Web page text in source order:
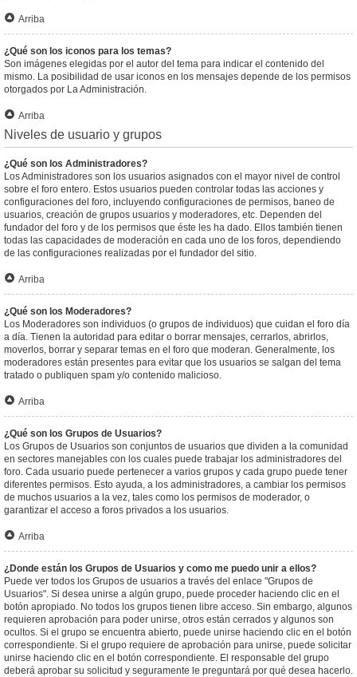
Arriba
¿Qué son los iconos para los temas?
Son imágenes elegidas por el autor del tema para indicar el contenido del
mismo. La posibilidad de usar iconos en los mensajes depende de los permisos
otorgados por La Administración.
Arriba
Niveles de usuario y grupos
¿Qué son los Administradores?
Los Administradores son los usuarios asignados con el mayor nivel de control
sobre el foro entero. Estos usuarios pueden controlar todas las acciones y
configuraciones del foro, incluyendo configuraciones de permisos, baneo de
usuarios, creación de grupos usuarios y moderadores, etc. Dependen del
fundador del foro y de los permisos que éste les ha dado. Ellos también tienen
todas las capacidades de moderación en cada uno de los foros, dependiendo
de las configuraciones realizadas por el fundador del sitio.
Arriba
¿Qué son los Moderadores?
Los Moderadores son individuos (o grupos de individuos) que cuidan el foro día
a día. Tienen la autoridad para editar o borrar mensajes, cerrarlos, abrirlos,
moverlos, borrar y separar temas en el foro que moderan. Generalmente, los
moderadores están presentes para evitar que los usuarios se salgan del tema
tratado o publiquen spam y/o contenido malicioso.
Arriba
¿Qué son los Grupos de Usuarios?
Los Grupos de Usuarios son conjuntos de usuarios que dividen a la comunidad
en sectores manejables con los cuales puede trabajar los administradores del
foro. Cada usuario puede pertenecer a varios grupos y cada grupo puede tener
diferentes permisos. Esto ayuda, a los administradores, a cambiar los permisos
de muchos usuarios a la vez, tales como los permisos de moderador, o
garantizar el acceso a foros privados a los usuarios.
Arriba
¿Donde están los Grupos de Usuarios y como me puedo unir a ellos?
Puede ver todos los Grupos de usuarios a través del enlace "Grupos de
Usuarios". Si desea unirse a algún grupo, puede proceder haciendo clic en el
botón apropiado. No todos los grupos tienen libre acceso. Sin embargo, algunos
requieren aprobación para poder unirse, otros están cerrados y algunos son
ocultos. Si el grupo se encuentra abierto, puede unirse haciendo clic en el botón
correspondiente. Si el grupo requiere de aprobación para unirse, puede solicitar
unirse haciendo clic en el botón correspondiente. El responsable del grupo
deberá aprobar su solicitud y seguramente le preguntará por qué desea hacerlo.